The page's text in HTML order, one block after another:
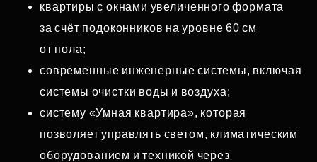
квартиры с окнами увеличенного формата
за счёт подоконников на уровне 60 см
от пола;
современные инженерные системы, включая
системы очистки воды и воздуха;
систему «Умная квартира», которая
позволяет управлять светом, климатическим
оборудованием и техникой через